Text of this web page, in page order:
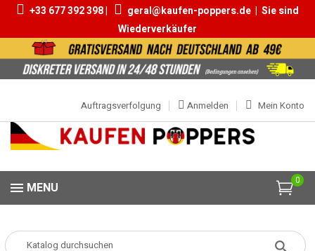
+33 677 392 398 | geral@kaufen-poppers.de | Sie sind
Wiederverkäufer
Mein Konto
Anmelden
Auftragsverfolgung
0
MENU
Popper Popper Klein Popper Ram 9ml